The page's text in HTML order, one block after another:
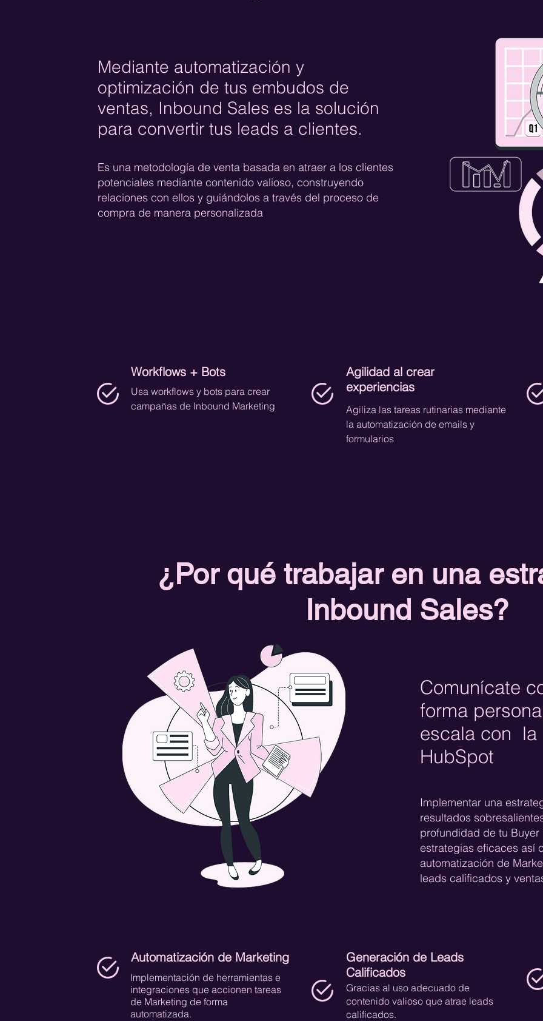
Mediante automatización y
optimización de tus embudos de
ventas, Inbound Sales es la solución
para convertir tus leads a clientes.
Es una metodología de venta basada en atraer a los clientes
potenciales mediante contenido valioso, construyendo
relaciones con ellos y guiándolos a través del proceso de
compra de manera personalizada
Workflows + Bots
Usa workflows y bots para crear
campañas de Inbound Marketing
Agilidad al crear
experiencias
Agiliza las tareas rutinarias mediante
la automatización de emails y
formularios
¿Por qué trabajar en una
Inbound Sales?
Comunícate
forma
escala con la
HubSpot
Implementar una
resultados
profundidad de tu
estrategias eficaces así
automatización de
leads calificados y
Automatización de Marketing
Implementación de herramientas e
integraciones que accionen tareas
de Marketing de forma
automatizada.
Generación de Leads
Calificados
Gracias al uso adecuado de
contenido valioso que atrae leads
calificados.